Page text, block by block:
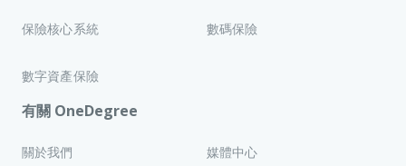
保險核心系統 數碼保險
數字資產保險
有關 OneDegree
關於我們 媒體中心